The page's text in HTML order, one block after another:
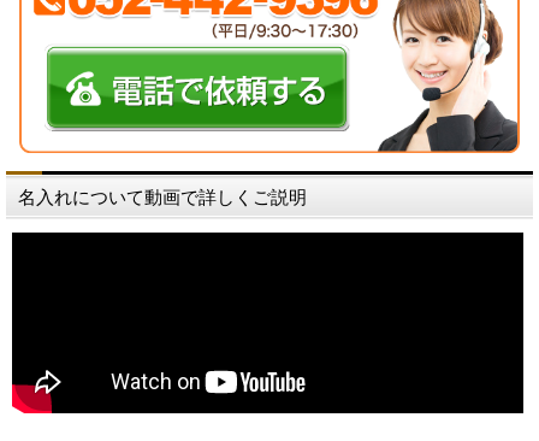
名入れについて動画で詳しくご説明